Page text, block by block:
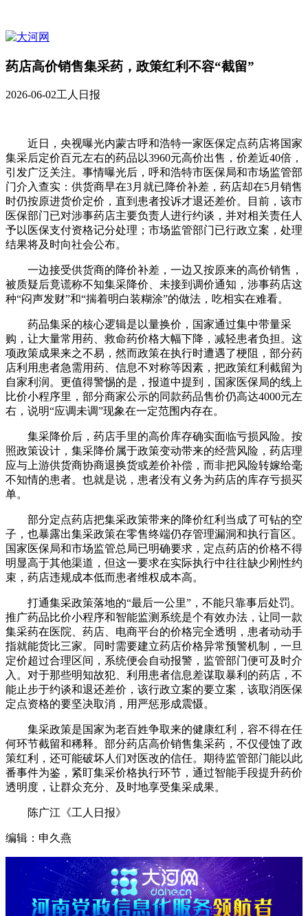
药店高价销售集采药，政策红利不容“截留”
2026-06-02工人日报
近日，央视曝光内蒙古呼和浩特一家医保定点药店将国家
集采后定价百元左右的药品以3960元高价出售，价差近40倍，
引发广泛关注。事情曝光后，呼和浩特市医保局和市场监管部
门介入查实：供货商早在3月就已降价补差，药店却在5月销售
时仍按原进货价定价，直到患者投诉才退还差价。目前，该市
医保部门已对涉事药店主要负责人进行约谈，并对相关责任人
予以医保支付资格记分处理；市场监管部门已行政立案，处理
结果将及时向社会公布。
一边接受供货商的降价补差，一边又按原来的高价销售，
被质疑后竟谎称不知集采降价、未接到调价通知，涉事药店这
种“闷声发财”和“揣着明白装糊涂”的做法，吃相实在难看。
药品集采的核心逻辑是以量换价，国家通过集中带量采
购，让大量常用药、救命药价格大幅下降，减轻患者负担。这
项政策成果来之不易，然而政策在执行时遭遇了梗阻，部分药
店利用患者急需用药、信息不对称等因素，把政策红利截留为
自家利润。更值得警惕的是，报道中提到，国家医保局的线上
比价小程序里，部分商家公示的同款药品售价仍高达4000元左
右，说明“应调未调”现象在一定范围内存在。
集采降价后，药店手里的高价库存确实面临亏损风险。按
照政策设计，集采降价属于政策变动带来的经营风险，药店理
应与上游供货商协商退换货或差价补偿，而非把风险转嫁给毫
不知情的患者。也就是说，患者没有义务为药店的库存亏损买
单。
部分定点药店把集采政策带来的降价红利当成了可钻的空
子，也暴露出集采政策在零售终端仍存管理漏洞和执行盲区。
国家医保局和市场监管总局已明确要求，定点药店的价格不得
明显高于其他渠道，但这一要求在实际执行中往往缺少刚性约
束，药店违规成本低而患者维权成本高。
打通集采政策落地的“最后一公里”，不能只靠事后处罚。
推广药品比价小程序和智能监测系统是个有效办法，让同一款
集采药在医院、药店、电商平台的价格完全透明，患者动动手
指就能货比三家。同时需要建立药店价格异常预警机制，一旦
定价超过合理区间，系统便会自动报警，监管部门便可及时介
入。对于那些明知故犯、利用患者信息差谋取暴利的药店，不
能止步于约谈和退还差价，该行政立案的要立案，该取消医保
定点资格的要坚决取消，用严惩形成震慑。
集采政策是国家为老百姓争取来的健康红利，容不得在任
何环节截留和稀释。部分药店高价销售集采药，不仅侵蚀了政
策红利，还可能破坏人们对医改的信任。期待监管部门能以此
番事件为鉴，紧盯集采价格执行环节，通过智能手段提升药价
透明度，让群众充分、及时地享受集采成果。
陈广江《工人日报》
编辑：申久燕